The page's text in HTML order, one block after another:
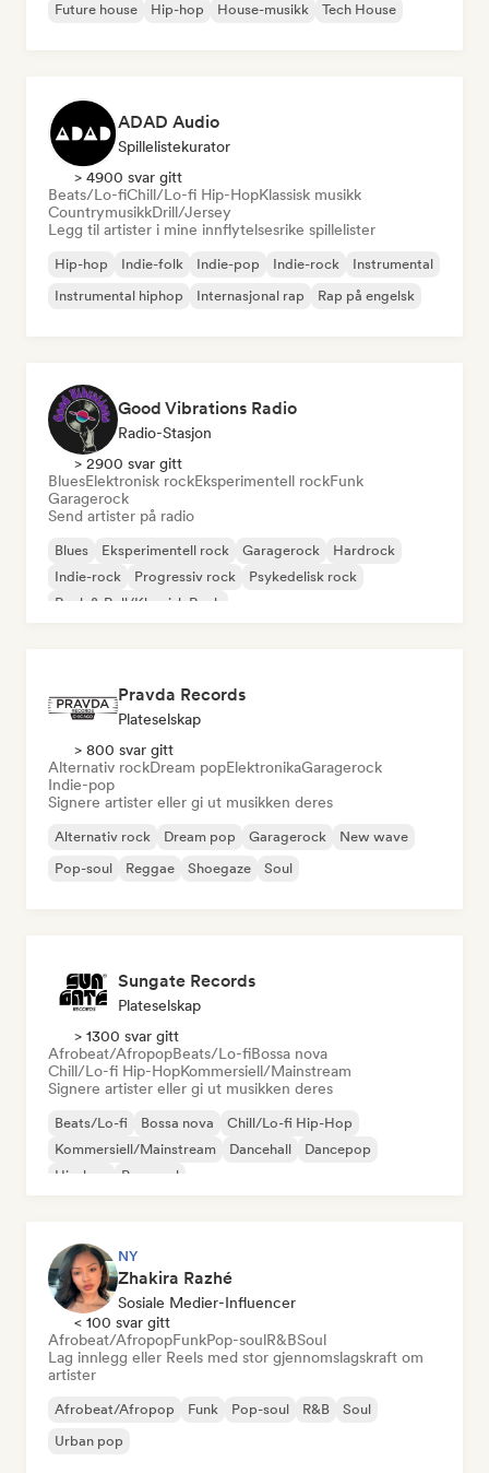
Future house
Hip-hop House-musikk Tech House
ADAD Audio
Spillelistekurator
> 4900 svar gitt
Beats/Lo-fiChill/Lo-fi Hip-HopKlassisk musikk
CountrymusikkDrill/Jersey
Legg til artister i mine innflytelsesrike spillelister
Hip-hop Indie-folk Indie-pop Indie-rock
Instrumental
Instrumental hiphop
Internasjonal rap Rap på engelsk
Good Vibrations Radio
Radio-Stasjon
> 2900 svar gitt
BluesElektronisk rockEksperimentell rockFunk
Garagerock
Send artister på radio
Blues Eksperimentell rock Garagerock
Hardrock
Indie-rock
Progressiv rock
Psykedelisk rock
Rock & Roll/Klassisk Rock
Pravda Records
Plateselskap
> 800 svar gitt
Alternativ rockDream popElektronikaGaragerock
Indie-pop
Signere artister eller gi ut musikken deres
Alternativ rock Dream pop Garagerock
New wave
Pop-soul
Reggae Shoegaze Soul
Sungate Records
Plateselskap
> 1300 svar gitt
Afrobeat/AfropopBeats/Lo-fiBossa nova
Chill/Lo-fi Hip-HopKommersiell/Mainstream
Signere artister eller gi ut musikken deres
Beats/Lo-fi Bossa nova
Chill/Lo-fi Hip-Hop
Kommersiell/Mainstream
Dancehall
Dancepop
Hip-hop
Pop-soul
NY
Zhakira Razhé
Sosiale Medier-Influencer
< 100 svar gitt
Afrobeat/AfropopFunkPop-soulR&BSoul
Lag innlegg eller Reels med stor gjennomslagskraft om
artister
Afrobeat/Afropop Funk Pop-soul R&B
Soul
Urban pop